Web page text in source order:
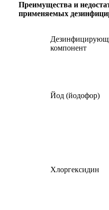
Преимущества и
применяемых
компонент
Йод (йодофор)
Хлоргексидин